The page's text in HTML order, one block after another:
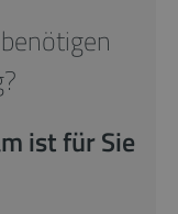
ist für Sie